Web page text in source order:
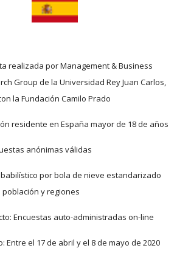
realizada por Management & Business
Group de la Universidad Rey Juan Carlos,
la Fundación Camilo Prado
residente en España mayor de 18 de años
anónimas válidas
por bola de nieve estandarizado
y regiones
Encuestas auto-administradas on-line
Entre el 17 de abril y el 8 de mayo de 2020